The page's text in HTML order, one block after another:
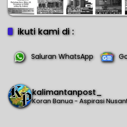
ikuti kami di :
Saluran WhatsApp
kalimantanpost_
Koran Banua - Aspirasi